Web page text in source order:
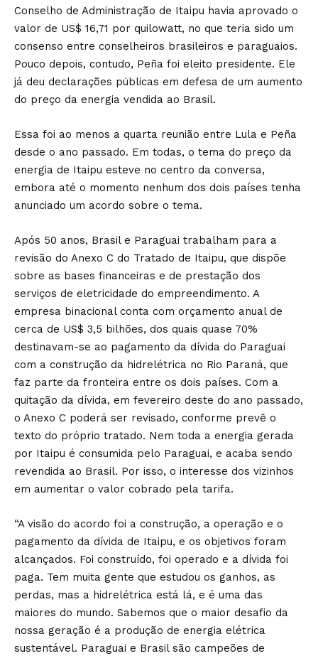
Conselho de Administração de Itaipu havia aprovado o
valor de US$ 16,71 por quilowatt, no que teria sido um
consenso entre conselheiros brasileiros e paraguaios.
Pouco depois, contudo, Peña foi eleito presidente. Ele
já deu declarações públicas em defesa de um aumento
do preço da energia vendida ao Brasil.
Essa foi ao menos a quarta reunião entre Lula e Peña
desde o ano passado. Em todas, o tema do preço da
energia de Itaipu esteve no centro da conversa,
embora até o momento nenhum dos dois países tenha
anunciado um acordo sobre o tema.
Após 50 anos, Brasil e Paraguai trabalham para a
revisão do Anexo C do Tratado de Itaipu, que dispõe
sobre as bases financeiras e de prestação dos
serviços de eletricidade do empreendimento. A
empresa binacional conta com orçamento anual de
cerca de US$ 3,5 bilhões, dos quais quase 70%
destinavam-se ao pagamento da dívida do Paraguai
com a construção da hidrelétrica no Rio Paraná, que
faz parte da fronteira entre os dois países. Com a
quitação da dívida, em fevereiro deste do ano passado,
o Anexo C poderá ser revisado, conforme prevê o
texto do próprio tratado. Nem toda a energia gerada
por Itaipu é consumida pelo Paraguai, e acaba sendo
revendida ao Brasil. Por isso, o interesse dos vizinhos
em aumentar o valor cobrado pela tarifa.
“A visão do acordo foi a construção, a operação e o
pagamento da dívida de Itaipu, e os objetivos foram
alcançados. Foi construído, foi operado e a dívida foi
paga. Tem muita gente que estudou os ganhos, as
perdas, mas a hidrelétrica está lá, e é uma das
maiores do mundo. Sabemos que o maior desafio da
nossa geração é a produção de energia elétrica
sustentável. Paraguai e Brasil são campeões de